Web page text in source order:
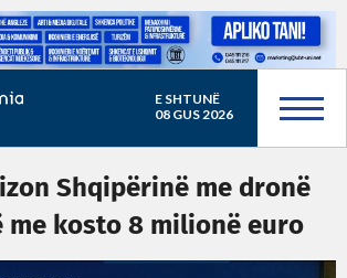
E SHTUNË
08 GUS 2026
Shqipërinë me dronë
kosto 8 milionë euro